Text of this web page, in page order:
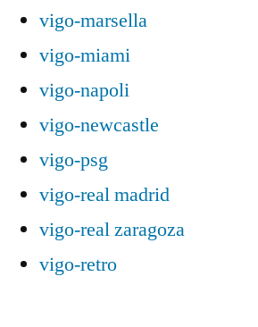
vigo-marsella
vigo-miami
vigo-napoli
vigo-newcastle
vigo-psg
vigo-real madrid
vigo-real zaragoza
vigo-retro